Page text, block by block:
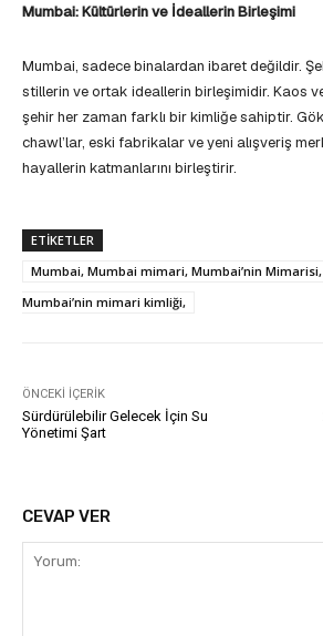
Mumbai: Kültürlerin ve İdeallerin Birleşimi
Mumbai, sadece binalardan ibaret değildir.
stillerin ve ortak ideallerin birleşimidir. Kaos
şehir her zaman farklı bir kimliğe sahiptir.
chawl’lar, eski fabrikalar ve yeni alışveriş
hayallerin katmanlarını birleştirir.
ETIKETLER
Mumbai, Mumbai mimari, Mumbai’nin
Mumbai’nin mimari kimliği,
ÖNCEKI İÇERIK
Sürdürülebilir Gelecek İçin Su
Yönetimi Şart
CEVAP VER